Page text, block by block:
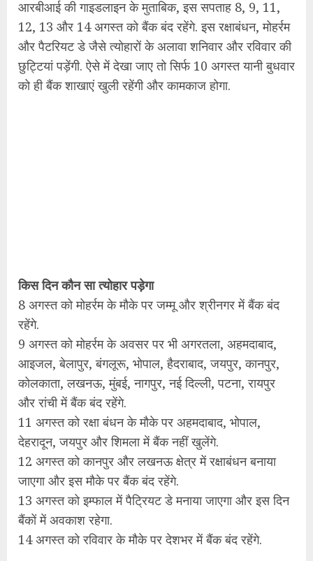
आरबीआई की गाइडलाइन के मुताबिक, इस सपताह 8, 9, 11,
12, 13 और 14 अगस्‍त को बैंक बंद रहेंगे. इस रक्षाबंधन, मोहर्रम
और पैटरियट डे जैसे त्‍योहारों के अलावा शनिवार और रविवार की
छुट्टियां पड़ेंगी. ऐसे में देखा जाए तो सिर्फ 10 अगस्‍त यानी बुधवार
को ही बैंक शाखाएं खुली रहेंगी और कामकाज होगा.
किस दिन कौन सा त्‍योहार पड़ेगा
8 अगस्‍त को मोहर्रम के मौके पर जम्‍मू और श्रीनगर में बैंक बंद
रहेंगे.
9 अगस्‍त को मोहर्रम के अवसर पर भी अगरतला, अहमदाबाद,
आइजल, बेलापुर, बंगलूरू, भोपाल, हैदराबाद, जयपुर, कानपुर,
कोलकाता, लखनऊ, मुंबई, नागपुर, नई दिल्‍ली, पटना, रायपुर
और रांची में बैंक बंद रहेंगे.
11 अगस्‍त को रक्षा बंधन के मौके पर अहमदाबाद, भोपाल,
देहरादून, जयपुर और शिमला में बैंक नहीं खुलेंगे.
12 अगस्‍त को कानपुर और लखनऊ क्षेत्र में रक्षाबंधन बनाया
जाएगा और इस मौके पर बैंक बंद रहेंगे.
13 अगस्‍त को इम्‍फाल में पैट्रियट डे मनाया जाएगा और इस दिन
बैंकों में अवकाश रहेगा.
14 अगस्‍त को रविवार के मौके पर देशभर में बैंक बंद रहेंगे.